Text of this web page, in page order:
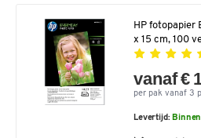
HP fotopapier
x 15 cm, 100
vanaf €
per pak vanaf 3
Levertijd: